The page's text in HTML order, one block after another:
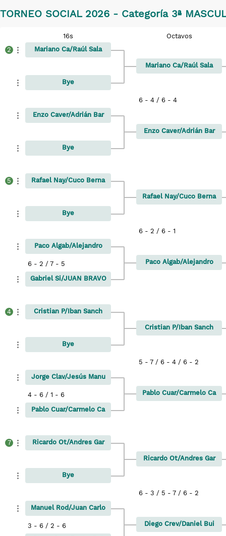
TORNEO SOCIAL 2026 - Categoría 3ª
16s
Octavos
2
Mariano Ca/Raúl Sala
Bye
Enzo Caver/Adrián Bar
Bye
5 Rafael Nay/Cuco Berna
Bye
Paco Algab/Alejandro
Gabriel Si/JUAN BRAVO
6 - 2 / 7 - 5
4 Cristian P/Iban Sanch
Bye
Jorge Clav/Jesús Manu
Pablo Cuar/Carmelo Ca
4 - 6 / 1 - 6
7 Ricardo Ot/Andres Gar
Bye
Manuel Rod/Juan Carlo
3 - 6 / 2 - 6
Mariano Ca/Raúl Sala
Enzo Caver/Adrián Bar
6 - 4 / 6 - 4
Rafael Nay/Cuco Berna
Paco Algab/Alejandro
6 - 2 / 6 - 1
Cristian P/Iban Sanch
Pablo Cuar/Carmelo Ca
5 - 7 / 6 - 4 / 6 - 2
Ricardo Ot/Andres Gar
Diego Crev/Daniel Bui
6 - 3 / 5 - 7 / 6 - 2